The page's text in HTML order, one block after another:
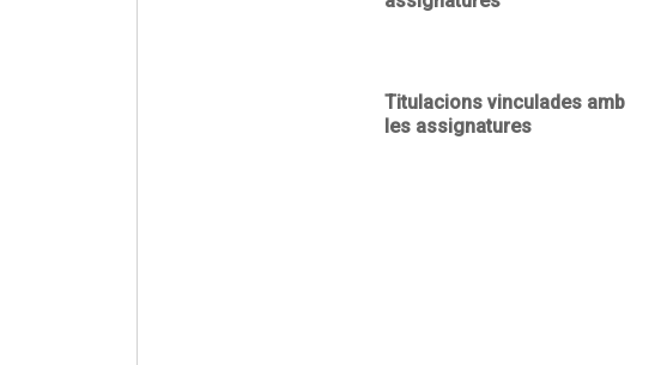
Titulacions vinculades amb
les assignatures